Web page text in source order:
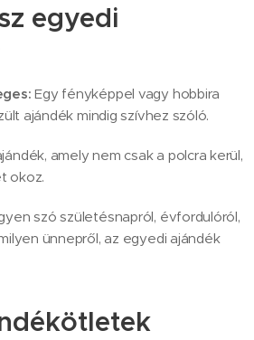
egyedi
Egy fényképpel vagy hobbira
ajándék mindig szívhez szóló.
amely nem csak a polcra kerül,
okoz.
szó születésnapról, évfordulóról,
ünnepről, az egyedi ajándék